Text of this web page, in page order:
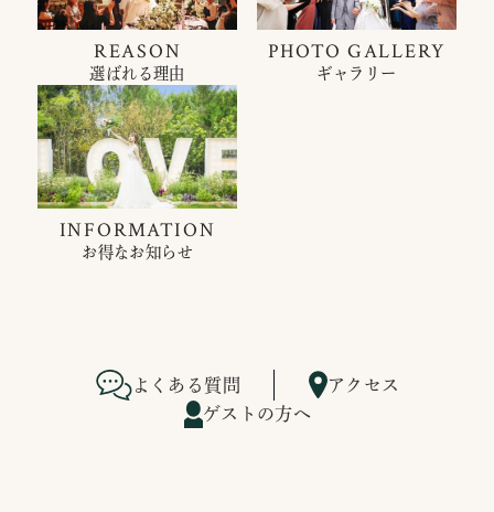
REASON
選ばれる理由
PHOTO GALLERY
ギャラリー
INFORMATION
お得なお知らせ
よくある質問
アクセス
ゲストの方へ